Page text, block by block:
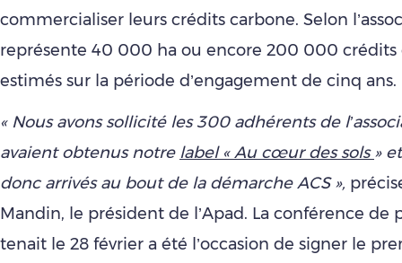
commercialiser leurs crédits carbone. Selon
représente 40 000 ha ou encore 200 000 crédits
estimés sur la période d’engagement de cinq ans.
« Nous avons sollicité les 300 adhérents de
avaient obtenus notre label « Au cœur des sols»
donc arrivés au bout de la démarche ACS »,
Mandin, le président de l’Apad. La conférence de
tenait le 28 février a été l’occasion de signer le